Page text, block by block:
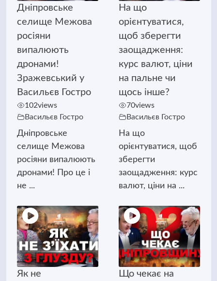
Дніпровське
селище Межова
росіяни
випалюють
дронами!
Зражевський у
Васильєв Гостро
102views
Васильєв Гостро
Дніпровське
селище Межова
росіяни випалюють
дронами! Про це і
не ...
На що
орієнтуватися,
щоб зберегти
заощадження:
курс валют, ціни
на пальне чи
щось інше?
70views
Васильєв Гостро
На що
орієнтуватися, щоб
зберегти
заощадження: курс
валют, ціни на ...
Як не
Що чекає на